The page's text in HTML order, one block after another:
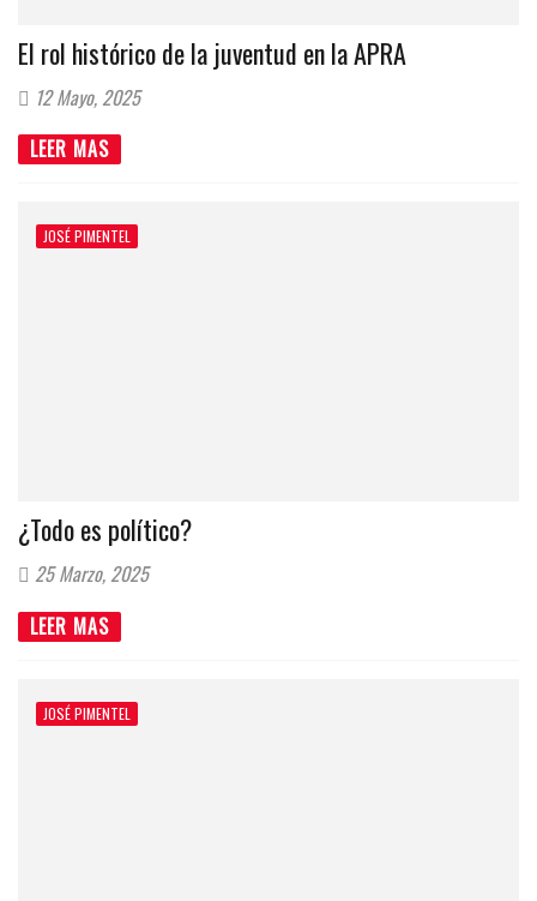
El rol histórico de la juventud en la APRA
12 Mayo, 2025
LEER MAS
JOSÉ PIMENTEL
¿Todo es político?
25 Marzo, 2025
LEER MAS
JOSÉ PIMENTEL